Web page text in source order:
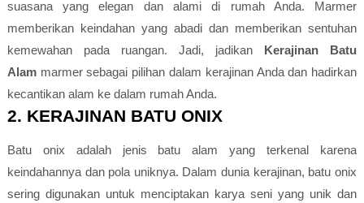
suasana yang elegan dan alami di rumah Anda. Marmer
memberikan keindahan yang abadi dan memberikan sentuhan
kemewahan pada ruangan. Jadi, jadikan Kerajinan Batu
Alam marmer sebagai pilihan dalam kerajinan Anda dan hadirkan
kecantikan alam ke dalam rumah Anda.
2. KERAJINAN BATU ONIX
Batu onix adalah jenis batu alam yang terkenal karena
keindahannya dan pola uniknya. Dalam dunia kerajinan, batu onix
sering digunakan untuk menciptakan karya seni yang unik dan